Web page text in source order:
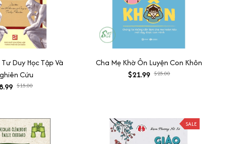
Duy Học Tập Và
Cứu
$15.00
Cha Mẹ Khờ Ôn Luyện Con Khôn
$21.99 $25.00
SALE